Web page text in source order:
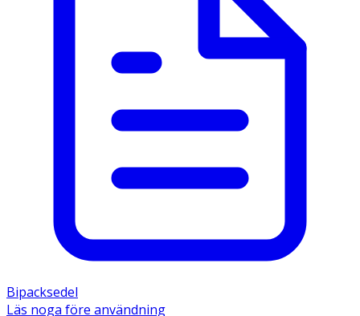
Bipacksedel
Läs noga före användning